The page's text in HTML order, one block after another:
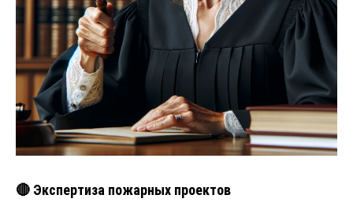
🔴 Экспертиза пожарных проектов